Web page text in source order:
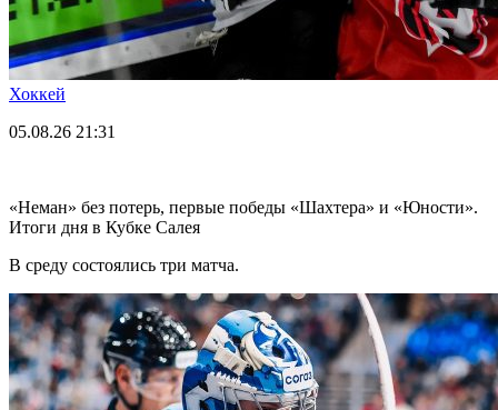
Хоккей
05.08.26 21:31
«Неман» без потерь, первые победы «Шахтера» и «Юности».
Итоги дня в Кубке Салея
В среду состоялись три матча.